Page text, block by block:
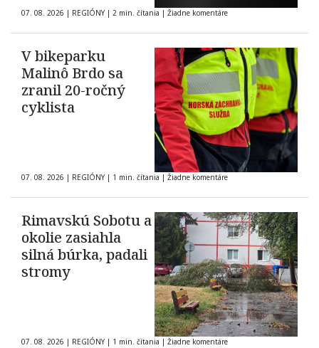
07. 08. 2026 | REGIÓNY | 2 min. čítania | Žiadne komentáre
V bikeparku
Malinô Brdo sa
zranil 20-ročný
cyklista
07. 08. 2026 | REGIÓNY | 1 min. čítania | Žiadne komentáre
Rimavskú Sobotu a
okolie zasiahla
silná búrka, padali
stromy
07. 08. 2026 | REGIÓNY | 1 min. čítania | Žiadne komentáre